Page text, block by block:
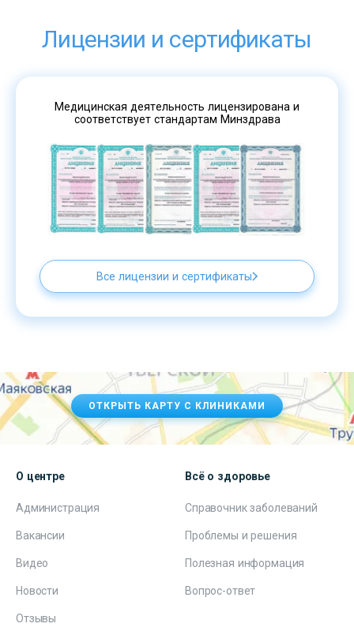
Лицензии и сертификаты
Медицинская деятельность лицензирована и
соответствует стандартам Минздрава
Все лицензии и сертификаты
ОТКРЫТЬ КАРТУ С КЛИНИКАМИ
О центре
Администрация
Вакансии
Видео
Новости
Отзывы
Всё о здоровье
Справочник заболеваний
Проблемы и решения
Полезная информация
Вопрос-ответ